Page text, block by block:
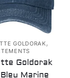
GOLDORAK,
Goldorak
Marine